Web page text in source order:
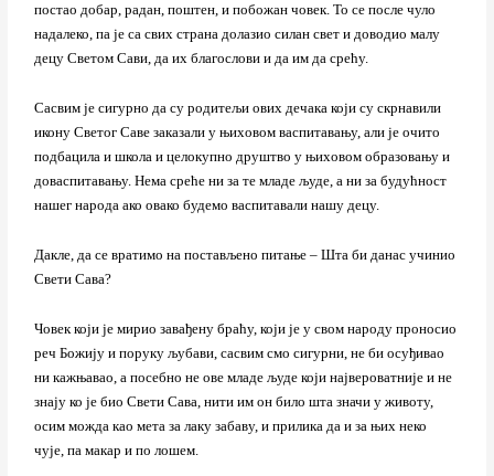
постао добар, радан, поштен, и побожан човек. То се после чуло
надалеко, па је са свих страна долазио силан свет и доводио малу
децу Светом Сави, да их благослови и да им да срећу.
Сасвим је сигурно да су родитељи ових дечака који су скрнавили
икону Светог Саве заказали у њиховом васпитавању, али је очито
подбацила и школа и целокупно друштво у њиховом образовању и
доваспитавању. Нема среће ни за те младе људе, а ни за будућност
нашег народа ако овако будемо васпитавали нашу децу.
Дакле, да се вратимо на постављено питање – Шта би данас учинио
Свети Сава?
Човек који је мирио завађену браћу, који је у свом народу проносио
реч Божију и поруку љубави, сасвим смо сигурни, не би осуђивао
ни кажњавао, а посебно не ове младе људе који највероватније и не
знају ко је био Свети Сава, нити им он било шта значи у животу,
осим можда као мета за лаку забаву, и прилика да и за њих неко
чује, па макар и по лошем.